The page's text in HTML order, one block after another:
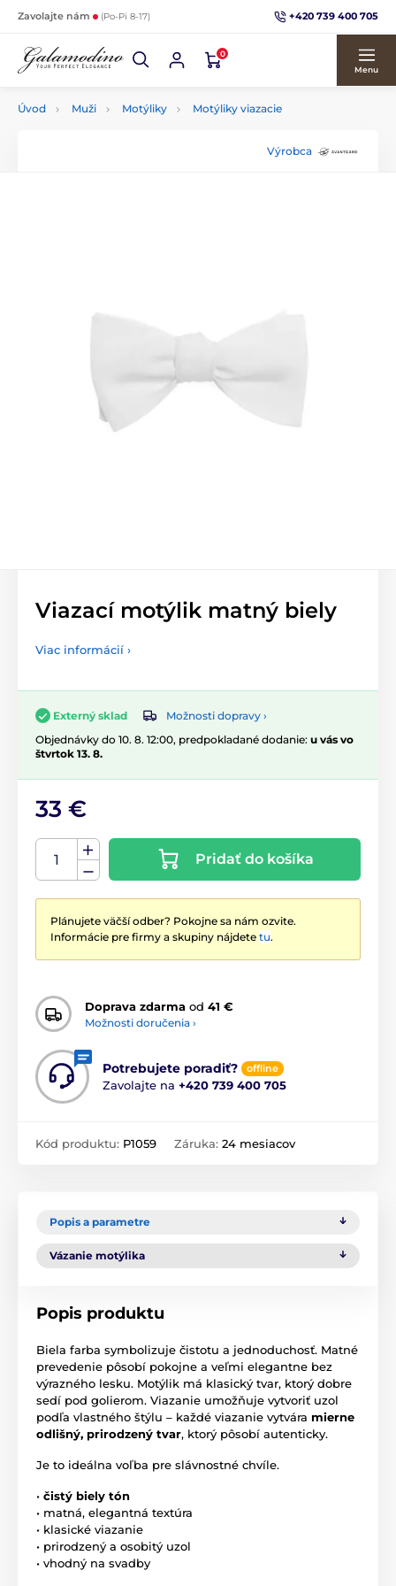
Zavolajte nám (Po-Pi 8-17) +420 739 400 705
0
Menu
Úvod Muži Motýliky Motýliky viazacie
Výrobca
Viazací motýlik matný biely
Viac informácií ›
Externý sklad
Možnosti dopravy ›
Objednávky do 10. 8. 12:00, predpokladané dodanie: u vás vo
štvrtok 13. 8.
33 €
Pridať do košíka
Plánujete väčší odber? Pokojne sa nám ozvite.
Informácie pre firmy a skupiny nájdete tu.
Doprava zdarma od 41 €
Možnosti doručenia ›
Potrebujete poradiť? offline
Zavolajte na +420 739 400 705
Kód produktu: P1059 Záruka: 24 mesiacov
Popis a parametre
Vázanie motýlika
Popis produktu
Biela farba symbolizuje čistotu a jednoduchosť. Matné
prevedenie pôsobí pokojne a veľmi elegantne bez
výrazného lesku. Motýlik má klasický tvar, ktorý dobre
sedí pod golierom. Viazanie umožňuje vytvoriť uzol
podľa vlastného štýlu – každé viazanie vytvára mierne
odlišný, prirodzený tvar, ktorý pôsobí autenticky.
Je to ideálna voľba pre slávnostné chvíle.
• čistý biely tón
• matná, elegantná textúra
• klasické viazanie
• prirodzený a osobitý uzol
• vhodný na svadby